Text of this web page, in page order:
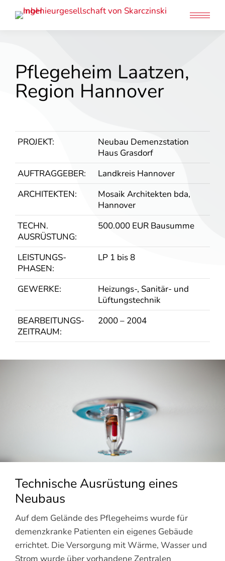
Pflegeheim Laatzen,
Region Hannover
PROJEKT:
Neubau Demenzstation
Haus Grasdorf
AUFTRAG­GEBER:
Landkreis Hannover
ARCHITEKTEN:
Mosaik Architekten bda,
Hannover
TECHN.
AUSRÜSTUNG:
500.000 EUR Bausumme
LEISTUNGS­
PHASEN:
LP 1 bis 8
GEWERKE:
Heizungs-, Sanitär- und
Lüftungstechnik
BEARBEITUNGS­
ZEITRAUM:
2000 – 2004
Technische Ausrüstung eines
Neubaus
Auf dem Gelände des Pflegeheims wurde für
demenzkranke Patienten ein eigenes Gebäude
errichtet. Die Versorgung mit Wärme, Wasser und